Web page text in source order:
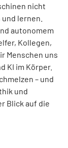
nicht
lernen.
autonomem
Kollegen,
Menschen uns
KI im Körper.
– und
und
Blick auf die